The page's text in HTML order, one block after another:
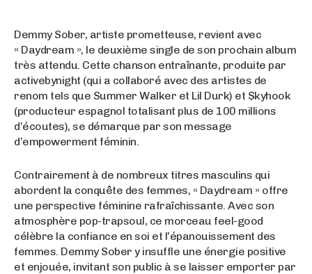
Demmy Sober, artiste prometteuse, revient avec
« Daydream », le deuxième single de son prochain album
très attendu. Cette chanson entraînante, produite par
activebynight (qui a collaboré avec des artistes de
renom tels que Summer Walker et Lil Durk) et $kyhook
(producteur espagnol totalisant plus de 100 millions
d’écoutes), se démarque par son message
d’empowerment féminin.
Contrairement à de nombreux titres masculins qui
abordent la conquête des femmes, « Daydream » offre
une perspective féminine rafraîchissante. Avec son
atmosphère pop-trapsoul, ce morceau feel-good
célèbre la confiance en soi et l’épanouissement des
femmes. Demmy Sober y insuffle une énergie positive
et enjouée, invitant son public à se laisser emporter par